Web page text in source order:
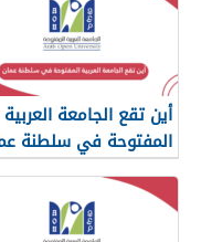
أين تقع الجامعة العربية
المفتوحة في سلطنة